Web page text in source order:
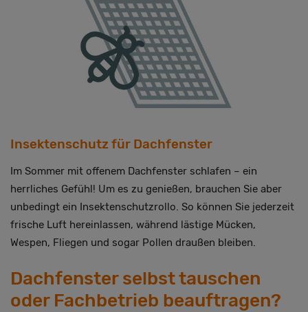
Insektenschutz für Dachfenster
Im Sommer mit offenem Dachfenster schlafen – ein
herrliches Gefühl! Um es zu genießen, brauchen Sie aber
unbedingt ein Insektenschutzrollo. So können Sie jederzeit
frische Luft hereinlassen, während lästige Mücken,
Wespen, Fliegen und sogar Pollen draußen bleiben.
Dachfenster selbst tauschen
oder Fachbetrieb beauftragen?